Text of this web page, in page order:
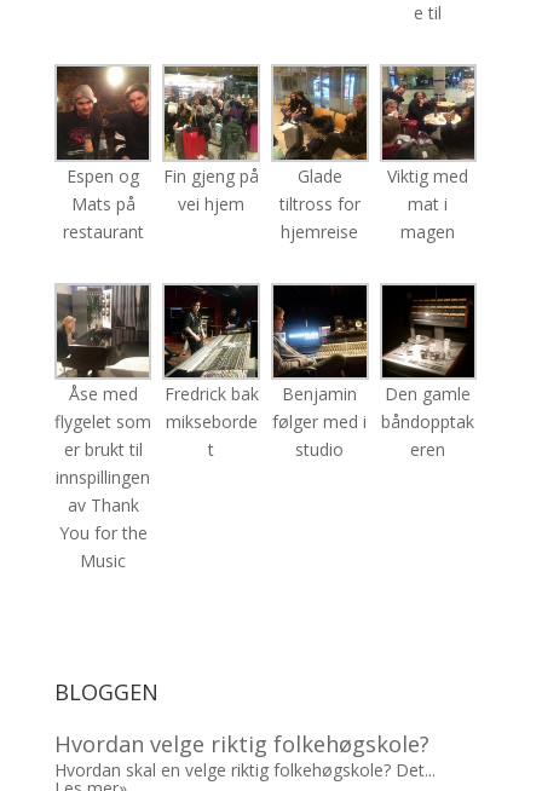
e til
Espen og
Mats på
restaurant
Fin gjeng på
vei hjem
Glade
tiltross for
hjemreise
Viktig med
mat i
magen
Åse med
flygelet som
er brukt til
innspillingen
av Thank
You for the
Music
Fredrick bak
mikseborde
t
Benjamin
følger med i
studio
Den gamle
båndopptak
eren
BLOGGEN
Hvordan velge riktig folkehøgskole?
Hvordan skal en velge riktig folkehøgskole? Det...